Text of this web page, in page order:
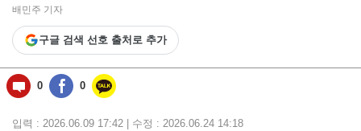
동)
배민주 기자
구글 검색 선호 출처로 추가
0 0
입력 : 2026.06.09 17:42 | 수정 : 2026.06.24 14:18